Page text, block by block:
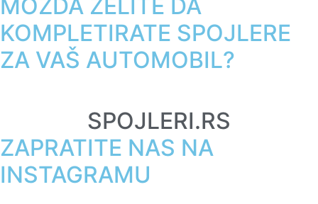
MOŽDA ŽELITE DA
KOMPLETIRATE SPOJLERE
ZA VAŠ AUTOMOBIL?
SPOJLERI.RS
ZAPRATITE NAS NA
INSTAGRAMU